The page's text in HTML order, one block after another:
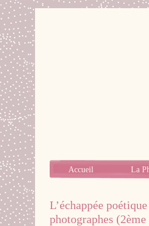
Accueil La
L’échappée
photographes